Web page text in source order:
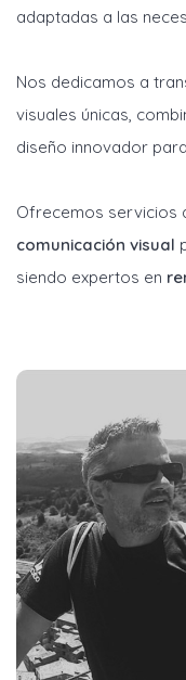
adaptadas a las
Nos dedicamos a
visuales únicas,
diseño innovador
Ofrecemos servicios
comunicación visual
siendo expertos en